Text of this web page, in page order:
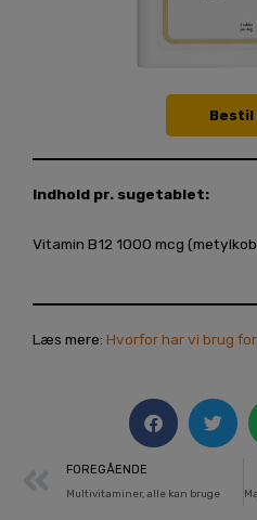
Bestil
Indhold pr. sugetablet:
Vitamin B12 1000 mcg
Læs mere: Hvorfor har vi brug
Prev
FOREGÅENDE
Multivitaminer, alle kan bruge